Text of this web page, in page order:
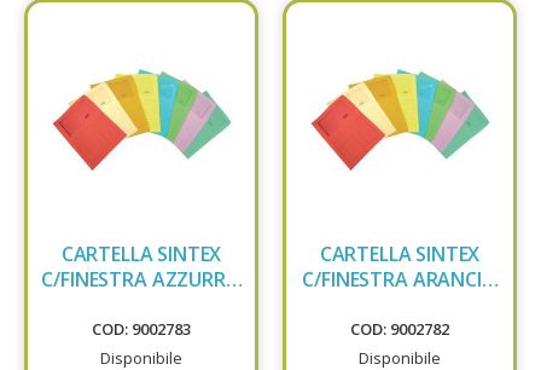
CARTELLA SINTEX
C/FINESTRA AZZURRO
COD: 9002783
Disponibile
CARTELLA SINTEX
C/FINESTRA ARANCIO
COD: 9002782
Disponibile